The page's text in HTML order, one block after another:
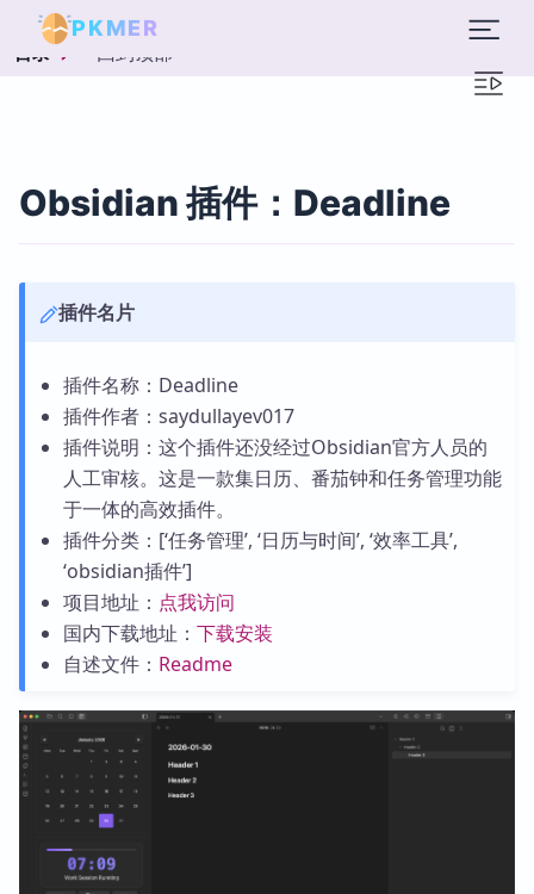
PKMER
目录 回到顶部
Obsidian 插件：Deadline
插件名片
插件名称：Deadline
插件作者：saydullayev017
插件说明：这个插件还没经过Obsidian官方人员的
人工审核。这是一款集日历、番茄钟和任务管理功能
于一体的高效插件。
插件分类：[‘任务管理’, ‘日历与时间’, ‘效率工具’,
‘obsidian插件’]
项目地址： 点我访问
国内下载地址： 下载安装
自述文件： Readme